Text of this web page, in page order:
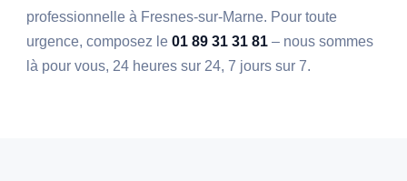
professionnelle à Fresnes-sur-Marne. Pour toute
urgence, composez le01 89 31 31 81 – nous sommes
là pour vous, 24 heures sur 24, 7 jours sur 7.